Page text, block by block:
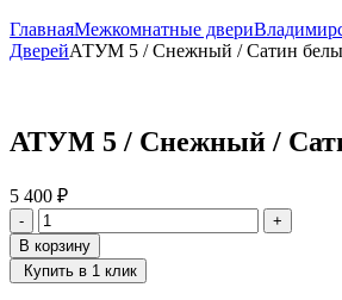
ГлавнаяМежкомнатные двери
ДверейАТУМ 5 / Снежный / Сатин
АТУМ 5 / Снежный /
5 400 ₽
Количество
товара
АТУМ
5
-
+
В корзину
Купить в 1 клик